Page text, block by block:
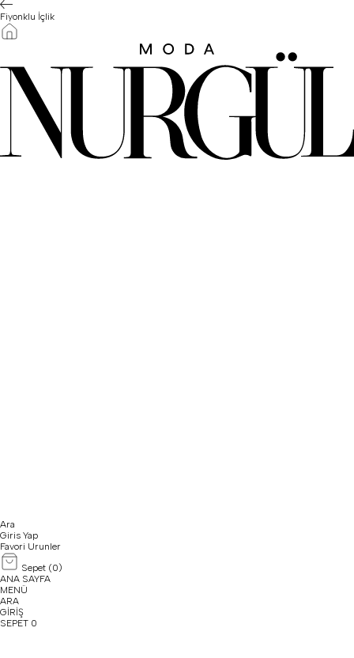
Fiyonklu İçlik
Ara
Giris Yap
Favori Urunler
Sepet (0)
ANA SAYFA
MENÜ
ARA
GİRİŞ
SEPET 0